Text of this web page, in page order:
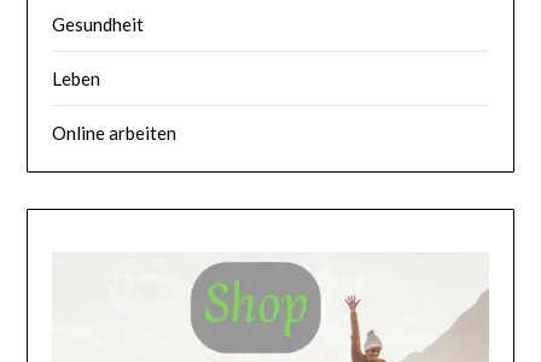
Gesundheit
Leben
Online arbeiten